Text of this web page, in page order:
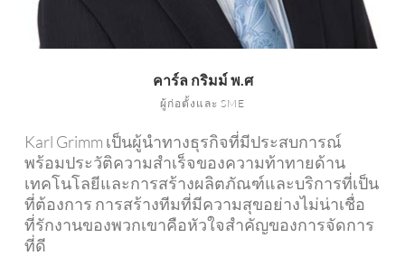
คาร์ล กริมม์ พ.ศ
ผู้ก่อตั้งและ SME
Karl Grimm เป็นผู้นำทางธุรกิจที่มีประสบการณ์
พร้อมประวัติความสำเร็จของความท้าทายด้าน
เทคโนโลยีและการสร้างผลิตภัณฑ์และบริการที่เป็น
ที่ต้องการ การสร้างทีมที่มีความสุขอย่างไม่น่าเชื่อ
ที่รักงานของพวกเขาคือหัวใจสำคัญของการจัดการ
ที่ดี